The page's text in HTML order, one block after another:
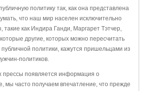
политику так, как она представлена
что наш мир населен исключительно
как Индира Ганди, Маргарет Тэтчер,
другие, которых можно пересчитать
политики, кажутся пришельцами из
политиков.
прессы появляется информация о
мы часто получаем впечатление, что прежде